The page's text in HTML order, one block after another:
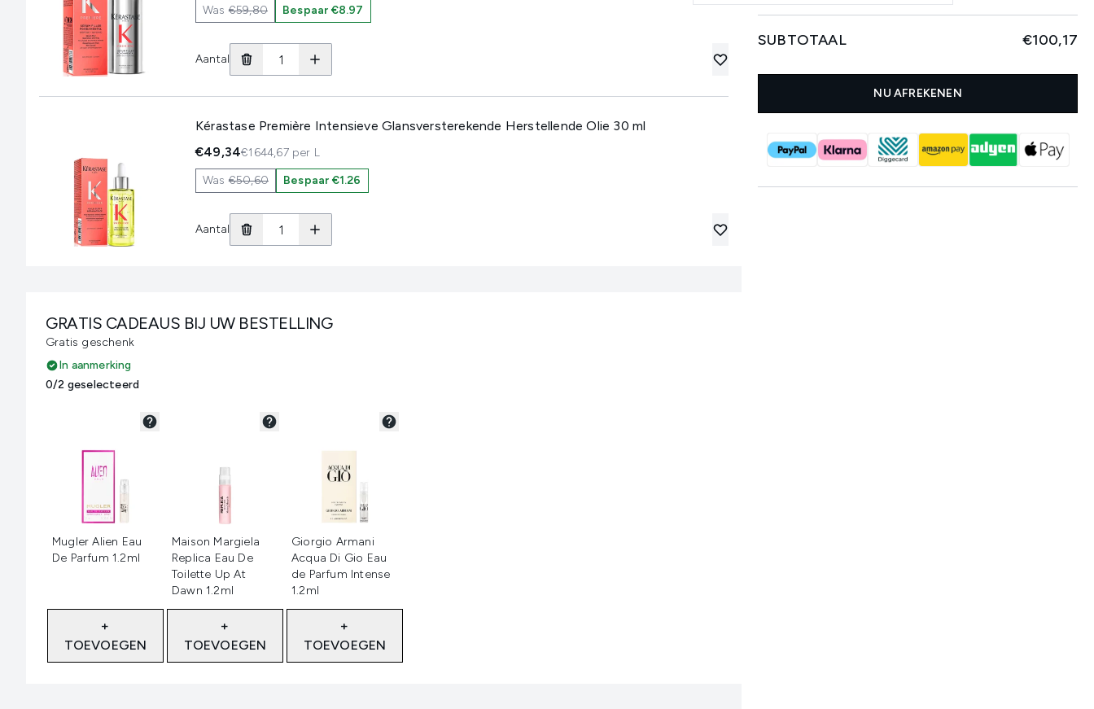
Was€59,80 Bespaar €8.97
Aantal
Kérastase Première Intensieve Glansversterekende Herstellende Olie 30 ml
€49,34€1644,67 per L
Was€50,60 Bespaar €1.26
Aantal
GRATIS CADEAUS BIJ UW BESTELLING
Gratis geschenk
In aanmerking
0/2 geselecteerd
Mugler Alien Eau
De Parfum 1.2ml
+
TOEVOEGEN
Maison Margiela
Replica Eau De
Toilette Up At
Dawn 1.2ml
+
TOEVOEGEN
Giorgio Armani
Acqua Di Gio Eau
de Parfum Intense
1.2ml
+
TOEVOEGEN
SUBTOTAAL €100,17
NU AFREKENEN